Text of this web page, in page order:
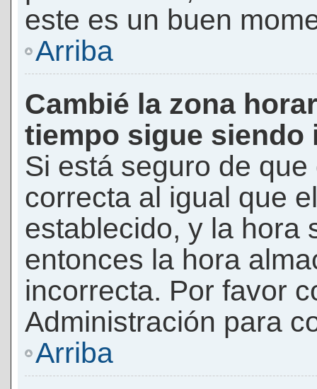
este es un buen
Arriba
Cambié la zona
tiempo sigue siendo
Si está seguro de
correcta al igual que
establecido, y la hora
entonces la hora
incorrecta. Por favor
Administración para
Arriba